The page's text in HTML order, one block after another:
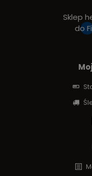
Sklep
do